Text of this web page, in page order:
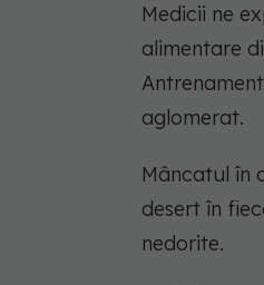
Medicii ne
alimentare
aglomerat.
Mâncatul în
desert în
nedorite.